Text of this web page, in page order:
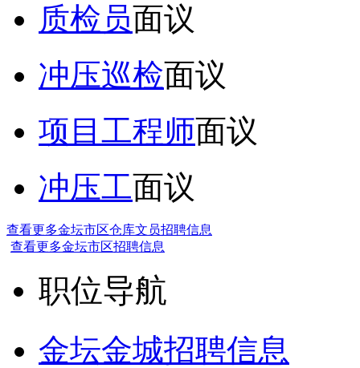
质检员面议
冲压巡检面议
项目工程师面议
冲压工面议
查看更多金坛市区仓库文员招聘信息
查看更多金坛市区招聘信息
职位导航
金坛金城招聘信息